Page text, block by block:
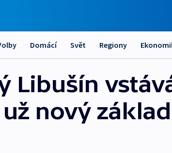
Domácí Svět Regiony
Libušín
nový základ